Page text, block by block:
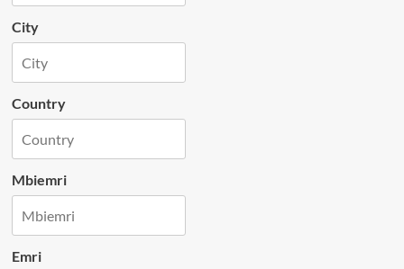
City
Country
Mbiemri
Emri